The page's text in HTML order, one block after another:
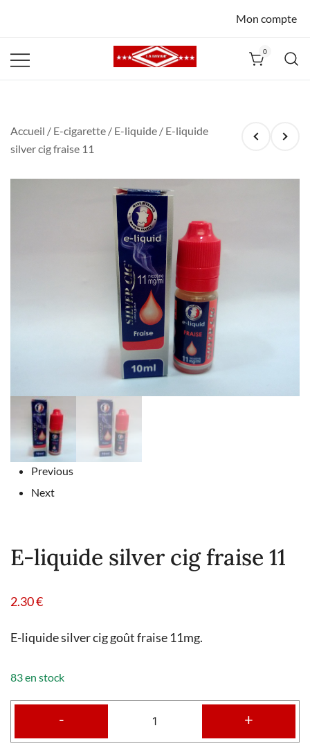
Mon compte
0
Accueil / E-cigarette / E-liquide / E-liquide
silver cig fraise 11
Previous
Next
E-liquide silver cig fraise 11
2.30€
E-liquide silver cig goût fraise 11mg.
83 en stock
- +